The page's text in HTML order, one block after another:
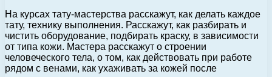
На курсах тату-мастерства расскажут, как делать каждое
тату, технику выполнения. Расскажут, как разбирать и
чистить оборудование, подбирать краску, в зависимости
от типа кожи. Мастера расскажут о строении
человеческого тела, о том, как действовать при работе
рядом с венами, как ухаживать за кожей после